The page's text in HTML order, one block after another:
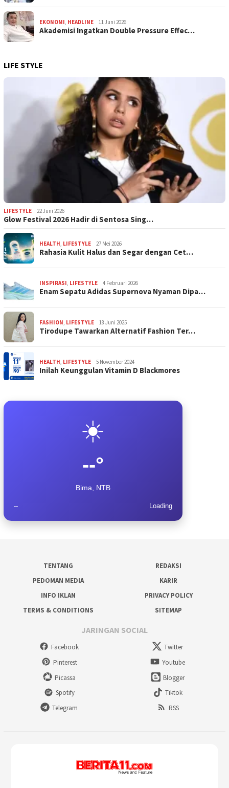
EKONOMI, HEADLINE 11 Juni 2026
Akademisi Ingatkan Double Pressure Effec…
LIFE STYLE
LIFESTYLE 22 Juni 2026
Glow Festival 2026 Hadir di Sentosa Sing…
HEALTH, LIFESTYLE 27 Mei 2026
Rahasia Kulit Halus dan Segar dengan Cet…
INSPIRASI, LIFESTYLE 4 Februari 2026
Enam Sepatu Adidas Supernova Nyaman Dipa…
FASHION, LIFESTYLE 18 Juni 2025
Tirodupe Tawarkan Alternatif Fashion Ter…
HEALTH, LIFESTYLE 5 November 2024
Inilah Keunggulan Vitamin D Blackmores
☀️
--°
Bima, NTB
-- Loading
TENTANG
REDAKSI
PEDOMAN MEDIA
KARIR
INFO IKLAN
PRIVACY POLICY
TERMS & CONDITIONS
SITEMAP
JARINGAN SOCIAL
Facebook
Twitter
Pinterest
Youtube
Picassa
Blogger
Spotify
Tiktok
Telegram
RSS